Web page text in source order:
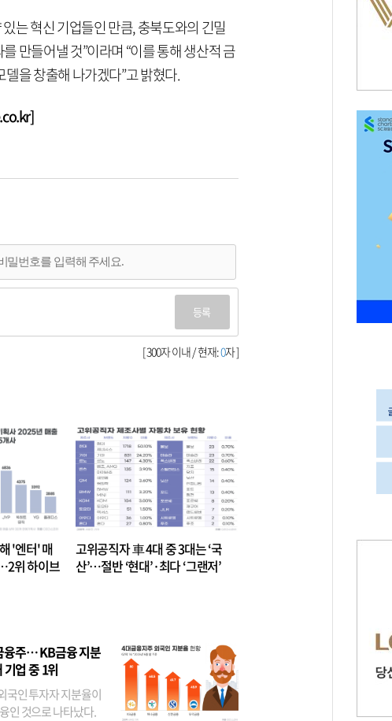
는 혁신 기업들인 만큼, 충북도와의 긴밀
만들어낼 것”이라며 “이를 통해 생산적 금
을 창출해 나가겠다”고 밝혔다.
등록
[ 300자 이내 / 현재:0자 ]
'엔터' 매
위 하이브
고위공직자 車 4대 중 3대는 ‘국
산’…절반 ‘현대’·최다 ‘그랜저’
융주… KB금융 지분
업 중 1위
국인 투자자 지분율이
인 것으로 나타났다.